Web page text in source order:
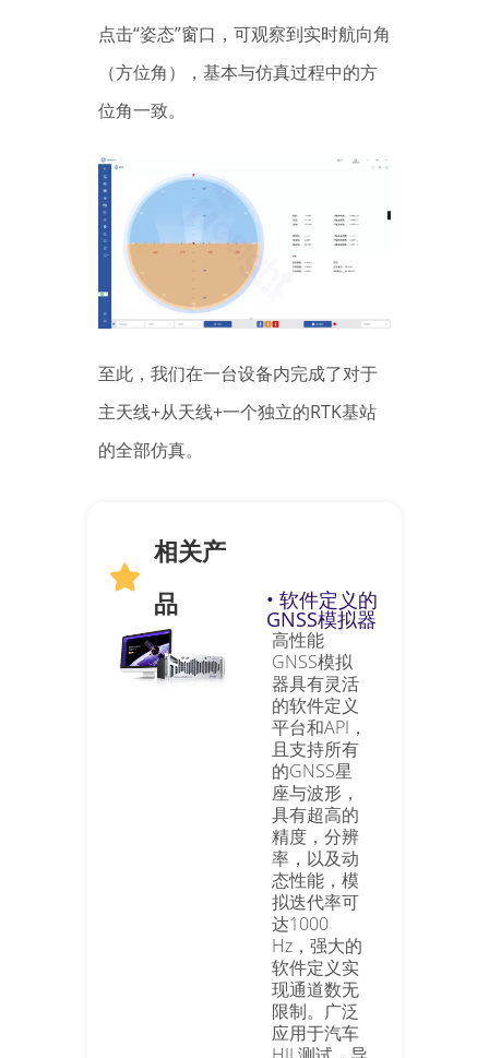
点击“姿态”窗口，可观察到实时航向角
（方位角），基本与仿真过程中的方
位角一致。
至此，我们在一台设备内完成了对于
主天线+从天线+一个独立的RTK基站
的全部仿真。
相关产
品
• 软件定义的
GNSS模拟器
高性能
GNSS模拟
器具有灵活
的软件定义
平台和API，
且支持所有
的GNSS星
座与波形，
具有超高的
精度，分辨
率，以及动
态性能，模
拟迭代率可
达1000
Hz，强大的
软件定义实
现通道数无
限制。广泛
应用于汽车